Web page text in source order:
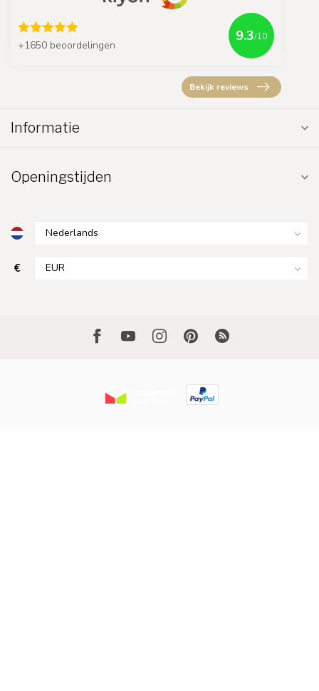
+1650 beoordelingen
9.3/10
Bekijk reviews
Informatie
Openingstijden
€